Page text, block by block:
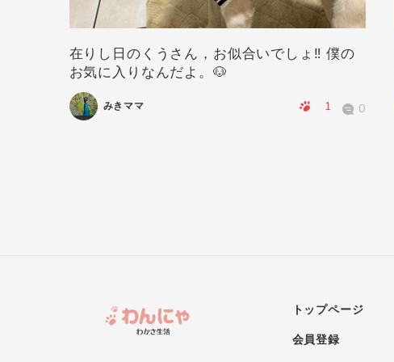
在りし日のくうさん，お似合いでしょ‼️ 僕の
お気に入りなんだよ。🐶
みきママ 1 0
トップページ
会員登録